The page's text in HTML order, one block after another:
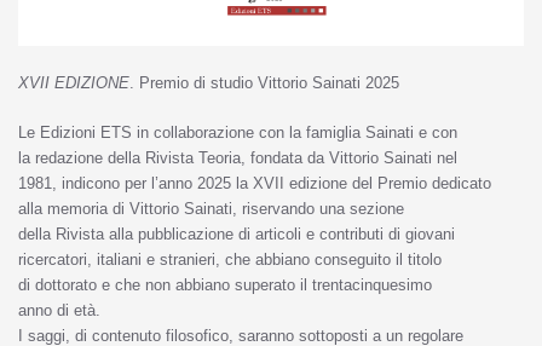
XVII EDIZIONE . Premio di studio Vittorio Sainati 2025
Le Edizioni ETS in collaborazione con la famiglia Sainati e con
la redazione della Rivista Teoria, fondata da Vittorio Sainati nel
1981, indicono per l’anno 2025 la XVII edizione del Premio dedicato
alla memoria di Vittorio Sainati, riservando una sezione
della Rivista alla pubblicazione di articoli e contributi di giovani
ricercatori, italiani e stranieri, che abbiano conseguito il titolo
di dottorato e che non abbiano superato il trentacinquesimo
anno di età.
I saggi, di contenuto filosofico, saranno sottoposti a un regolare